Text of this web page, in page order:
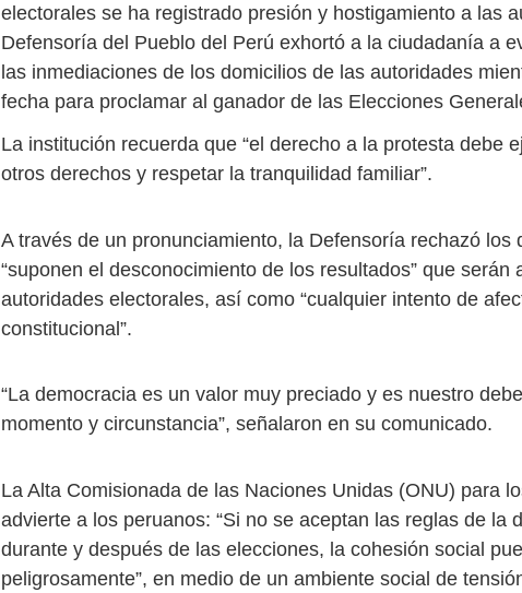
electorales se ha registrado presión y hostigamiento a las
Defensoría del Pueblo del Perú exhortó a la ciudadanía a
las inmediaciones de los domicilios de las autoridades
fecha para proclamar al ganador de las Elecciones
La institución recuerda que “el derecho a la protesta debe
otros derechos y respetar la tranquilidad familiar”.
A través de un pronunciamiento, la Defensoría rechazó los
“suponen el desconocimiento de los resultados” que serán
autoridades electorales, así como “cualquier intento de
constitucional”.
“La democracia es un valor muy preciado y es nuestro
momento y circunstancia”, señalaron en su comunicado.
La Alta Comisionada de las Naciones Unidas (ONU) para
advierte a los peruanos: “Si no se aceptan las reglas de la
durante y después de las elecciones, la cohesión social
peligrosamente”, en medio de un ambiente social de